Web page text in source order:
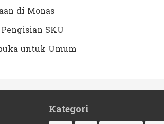
di Monas
SKU
untuk Umum
Kategori